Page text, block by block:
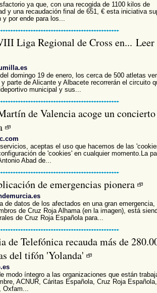
ya que, con una recogida de 1100 kilos de
y una recaudación final de 651, € esta iniciativa
por ende para los...
Liga Regional de Cross en... Leer
domingo 19 de enero, los cerca de 500 atletas
parte de Alicante y Albacete recorrerán el circuito
municipal y sus...
de Valencia acoge un
aceptas el uso que hacemos de las
de 'cookies' en cualquier momento.La
Abad de...
de emergencias pionera
de datos de los afectados en una gran emergencia,
de Cruz Roja Alhama (en la imagen), está
de Cruz Roja Española para...
de Telefónica recauda más de
del tifón 'Yolanda'
modo íntegro a las organizaciones que están
ACNUR, Cáritas Española, Cruz Roja Española,